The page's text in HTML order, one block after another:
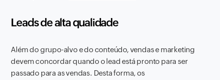
Leads de alta qualidade
Além do grupo-alvo e do conteúdo, vendas e marketing
devem concordar quando o lead está pronto para ser
passado para as vendas. Desta forma, os